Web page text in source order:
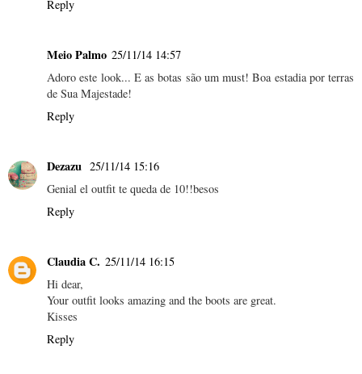
Reply
Meio Palmo 25/11/14 14:57
Adoro este look... E as botas são um must! Boa estadia por terras
de Sua Majestade!
Reply
Dezazu 25/11/14 15:16
Genial el outfit te queda de 10!!besos
Reply
Claudia C. 25/11/14 16:15
Hi dear,
Your outfit looks amazing and the boots are great.
Kisses
Reply